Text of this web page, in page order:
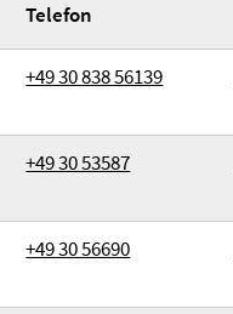
Telefon
+49 30 838 56139
+49 30 53587
+49 30 56690